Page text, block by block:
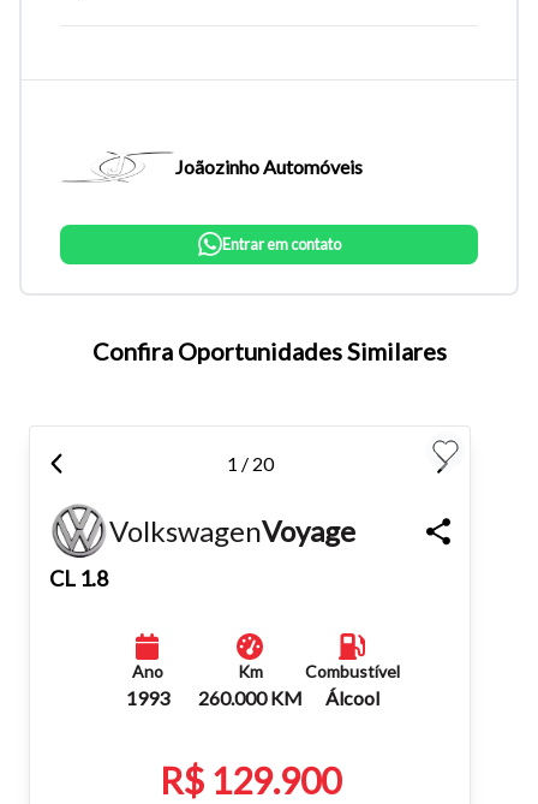
atalhos Ctrl+ (para aumentar) e Ctrl- (para diminuir) no seu
Fechar
Joãozinho Automóveis
Entrar em contato
Confira Oportunidades Similares
1 / 20
VolkswagenVoyage
CL 1.8
Ano
1993
Km
260.000 KM
Combustível
Álcool
R$ 129.900